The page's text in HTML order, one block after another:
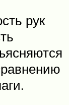
рук